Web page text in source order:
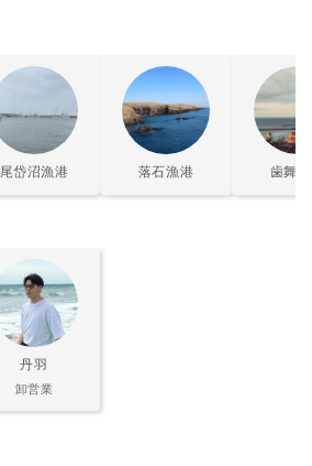
尾岱沼漁港 落石漁港 歯舞
丹羽
卸営業